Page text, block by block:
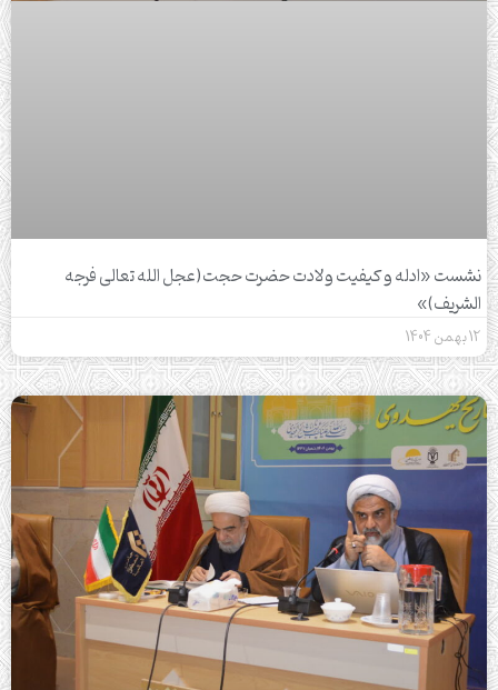
نشست «ادله و کیفیت ولادت حضرت حجت(عجل الله تعالی فرجه
الشریف)»
12 بهمن 1404